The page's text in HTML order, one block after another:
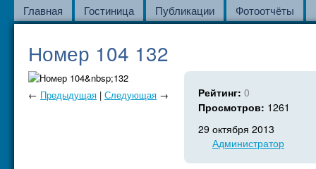
Главная Гостиница Публикации Фотоотчёты
Номер 104 132
← Предыдущая | Следующая → Рейтинг: 0
Просмотров: 1261
29 октября 2013
Администратор